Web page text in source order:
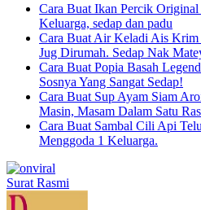
Cara Buat Ikan Percik
Keluarga, sedap dan padu
Cara Buat Air Keladi Ais Krim
Jug Dirumah. Sedap Nak
Cara Buat Popia Basah
Sosnya Yang Sangat Sedap!
Cara Buat Sup Ayam Siam
Masin, Masam Dalam Satu
Cara Buat Sambal Cili Api
Menggoda 1 Keluarga.
Surat Rasmi